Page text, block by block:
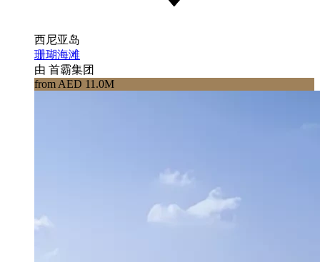
西尼亚岛
珊瑚海滩
由 首霸集团
from AED 11.0M